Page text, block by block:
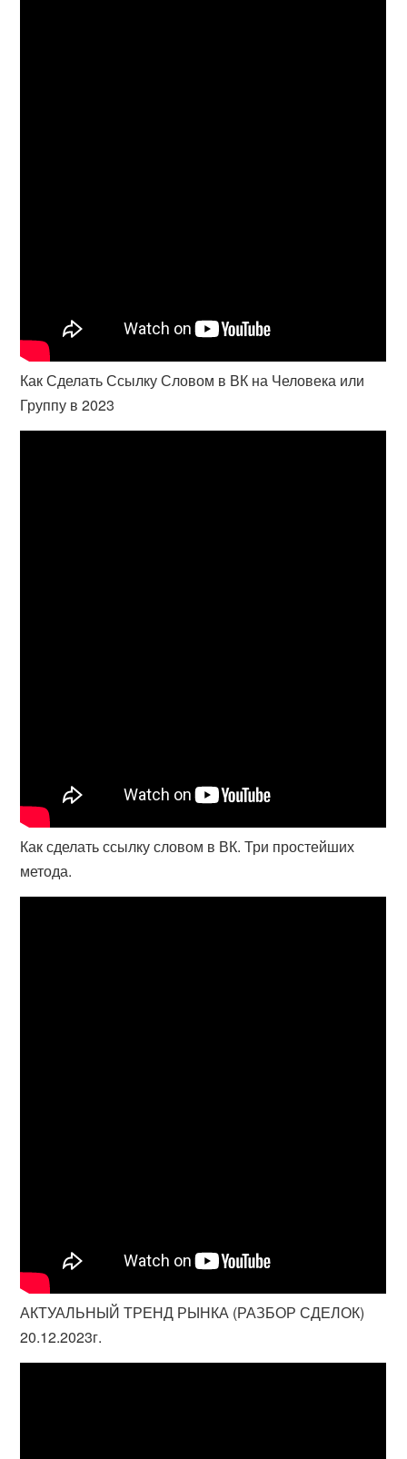
Как Сделать Ссылку Словом в ВК на Человека или
Группу в 2023
Как сделать ссылку словом в ВК. Три простейших
метода.
АКТУАЛЬНЫЙ ТРЕНД РЫНКА (РАЗБОР СДЕЛОК)
20.12.2023г.